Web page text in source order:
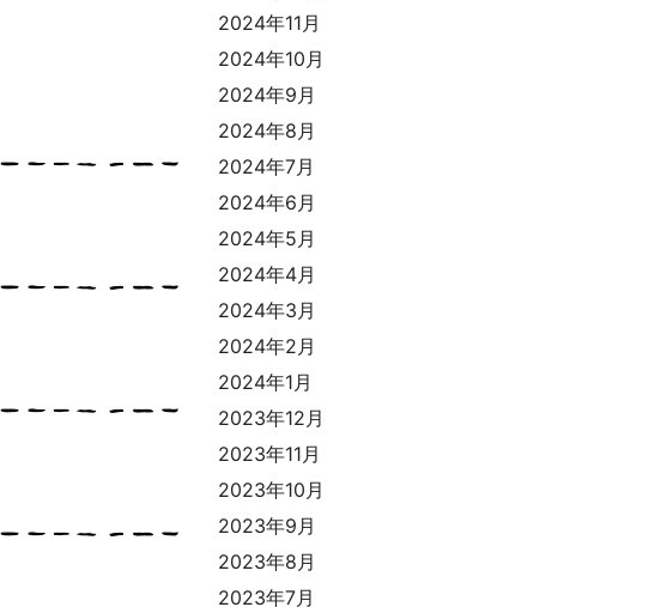
2024年11月
2024年10月
2024年9月
2024年8月
2024年7月
2024年6月
2024年5月
2024年4月
2024年3月
2024年2月
2024年1月
2023年12月
2023年11月
2023年10月
2023年9月
2023年8月
2023年7月